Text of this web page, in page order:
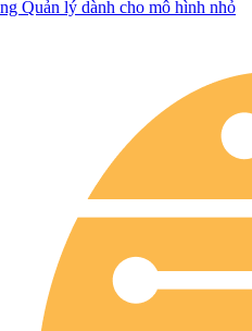
Quản lý dành cho mô hình nhỏ